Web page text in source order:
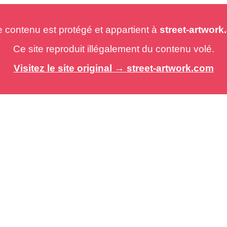
est protégé et appartient à street-
Ce site reproduit illégalement du contenu volé.
Visitez le site original → street-artwork.com